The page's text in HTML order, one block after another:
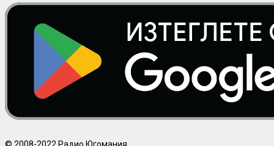
© 2008-2022 Радио Югомания